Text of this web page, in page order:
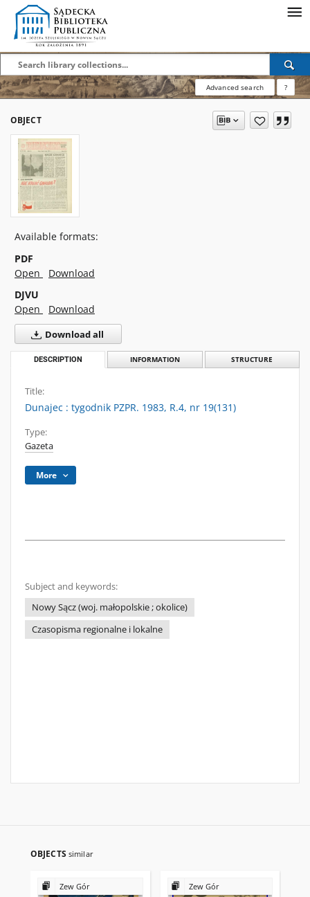
Advanced search ?
OBJECT
Available formats:
PDF
Open
Download
DJVU
Open
Download
Download all
DESCRIPTION INFORMATION STRUCTURE
Title:
Dunajec : tygodnik PZPR. 1983, R.4, nr 19(131)
Type:
Gazeta
More
Subject and keywords:
Nowy Sącz (woj. małopolskie ; okolice)
Czasopisma regionalne i lokalne
OBJECTS similar
Zew Gór Zew Gór